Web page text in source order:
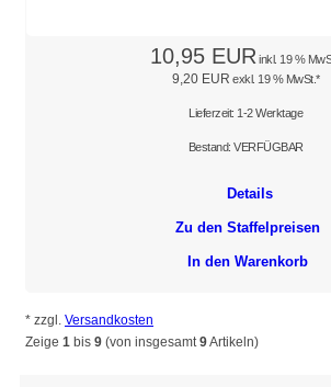
10,95 EUR inkl. 19 %
9,20 EUR exkl. 19 % MwSt.*
Lieferzeit: 1-2 Werktage
Bestand: VERFÜGBAR
Details
Zu den Staffelpreisen
In den Warenkorb
* zzgl. Versandkosten
Zeige 1 bis 9 (von insgesamt 9Artikeln)